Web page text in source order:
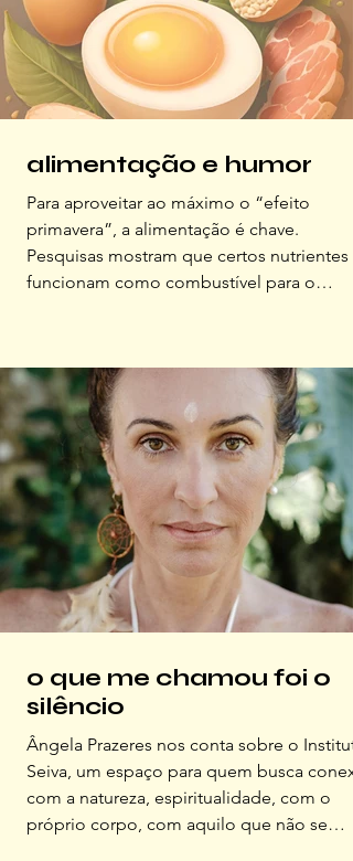
alimentação e humor
Para aproveitar ao máximo o “efeito
primavera”, a alimentação é chave.
Pesquisas mostram que certos nutrientes
funcionam como combustível para o
o que me chamou foi o
silêncio
Ângela Prazeres nos conta sobre o
Seiva, um espaço para quem busca
com a natureza, espiritualidade, com o
próprio corpo, com aquilo que não se